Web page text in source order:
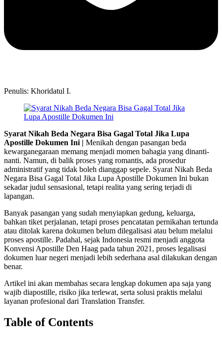
Penulis: Khoridatul I.
Syarat Nikah Beda Negara Bisa Gagal Total Jika Lupa
Apostille Dokumen Ini | Menikah dengan pasangan beda
kewarganegaraan memang menjadi momen bahagia yang dinanti-
nanti. Namun, di balik proses yang romantis, ada prosedur
administratif yang tidak boleh dianggap sepele. Syarat Nikah Beda
Negara Bisa Gagal Total Jika Lupa Apostille Dokumen Ini bukan
sekadar judul sensasional, tetapi realita yang sering terjadi di
lapangan.
Banyak pasangan yang sudah menyiapkan gedung, keluarga,
bahkan tiket perjalanan, tetapi proses pencatatan pernikahan tertunda
atau ditolak karena dokumen belum dilegalisasi atau belum melalui
proses apostille. Padahal, sejak Indonesia resmi menjadi anggota
Konvensi Apostille Den Haag pada tahun 2021, proses legalisasi
dokumen luar negeri menjadi lebih sederhana asal dilakukan dengan
benar.
Artikel ini akan membahas secara lengkap dokumen apa saja yang
wajib diapostille, risiko jika terlewat, serta solusi praktis melalui
layanan profesional dari Translation Transfer.
Table of Contents